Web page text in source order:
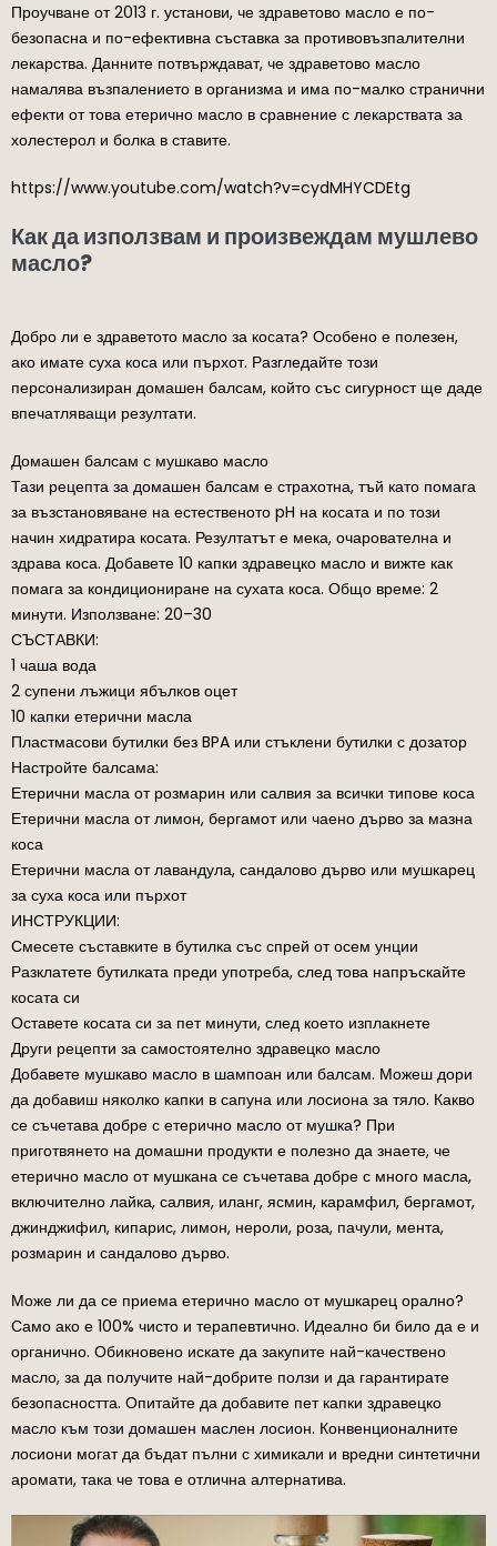
Проучване от 2013 г. установи, че здраветово масло е по-
безопасна и по-ефективна съставка за противовъзпалителни
лекарства. Данните потвърждават, че здраветово масло
намалява възпалението в организма и има по-малко странични
ефекти от това етерично масло в сравнение с лекарствата за
холестерол и болка в ставите.
https://www.youtube.com/watch?v=cydMHYCDEtg
Как да използвам и произвеждам мушлево
масло?
Добро ли е здраветото масло за косата? Особено е полезен,
ако имате суха коса или пърхот. Разгледайте този
персонализиран домашен балсам, който със сигурност ще даде
впечатляващи резултати.
Домашен балсам с мушкаво масло
Тази рецепта за домашен балсам е страхотна, тъй като помага
за възстановяване на естественото pH на косата и по този
начин хидратира косата. Резултатът е мека, очарователна и
здрава коса. Добавете 10 капки здравецко масло и вижте как
помага за кондициониране на сухата коса. Общо време: 2
минути. Използване: 20–30
СЪСТАВКИ:
1 чаша вода
2 супени лъжици ябълков оцет
10 капки етерични масла
Пластмасови бутилки без BPA или стъклени бутилки с дозатор
Настройте балсама:
Етерични масла от розмарин или салвия за всички типове коса
Етерични масла от лимон, бергамот или чаено дърво за мазна
коса
Етерични масла от лавандула, сандалово дърво или мушкарец
за суха коса или пърхот
ИНСТРУКЦИИ:
Смесете съставките в бутилка със спрей от осем унции
Разклатете бутилката преди употреба, след това напръскайте
косата си
Оставете косата си за пет минути, след което изплакнете
Други рецепти за самостоятелно здравецко масло
Добавете мушкаво масло в шампоан или балсам. Можеш дори
да добавиш няколко капки в сапуна или лосиона за тяло. Какво
се съчетава добре с етерично масло от мушка? При
приготвянето на домашни продукти е полезно да знаете, че
етерично масло от мушкана се съчетава добре с много масла,
включително лайка, салвия, иланг, ясмин, карамфил, бергамот,
джинджифил, кипарис, лимон, нероли, роза, пачули, мента,
розмарин и сандалово дърво.
Може ли да се приема етерично масло от мушкарец орално?
Само ако е 100% чисто и терапевтично. Идеално би било да е и
органично. Обикновено искате да закупите най-качествено
масло, за да получите най-добрите ползи и да гарантирате
безопасността. Опитайте да добавите пет капки здравецко
масло към този домашен маслен лосион. Конвенционалните
лосиони могат да бъдат пълни с химикали и вредни синтетични
аромати, така че това е отлична алтернатива.